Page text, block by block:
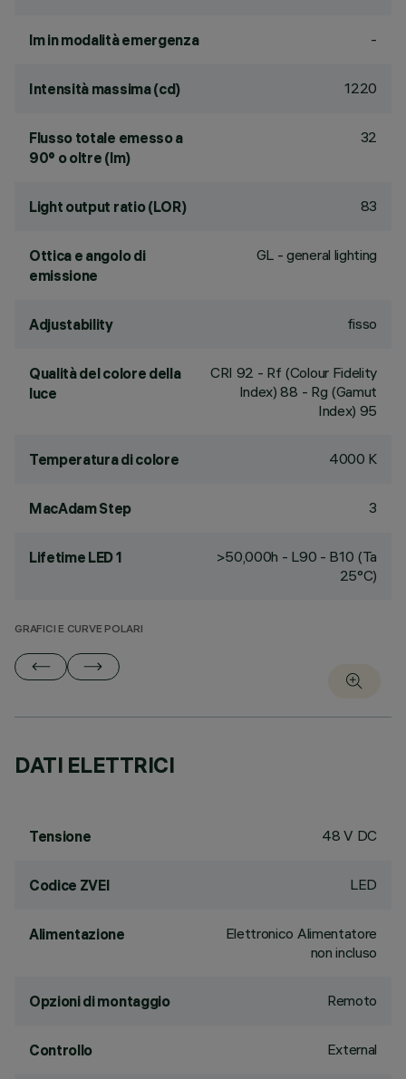
lm in modalità emergenza -
Intensità massima (cd) 1220
Flusso totale emesso a
90° o oltre (lm)
32
Light output ratio (LOR) 83
Ottica e angolo di
emissione
GL - general lighting
Adjustability fisso
Qualità del colore della
luce
CRI 92 - Rf (Colour Fidelity
Index) 88 - Rg (Gamut
Index) 95
Temperatura di colore 4000 K
MacAdam Step 3
Lifetime LED 1
>50,000h - L90 - B10 (Ta
25°C)
GRAFICI E CURVE POLARI
DATI ELETTRICI
Tensione 48 V DC
Codice ZVEI LED
Alimentazione
Elettronico Alimentatore
non incluso
Opzioni di montaggio Remoto
Controllo External